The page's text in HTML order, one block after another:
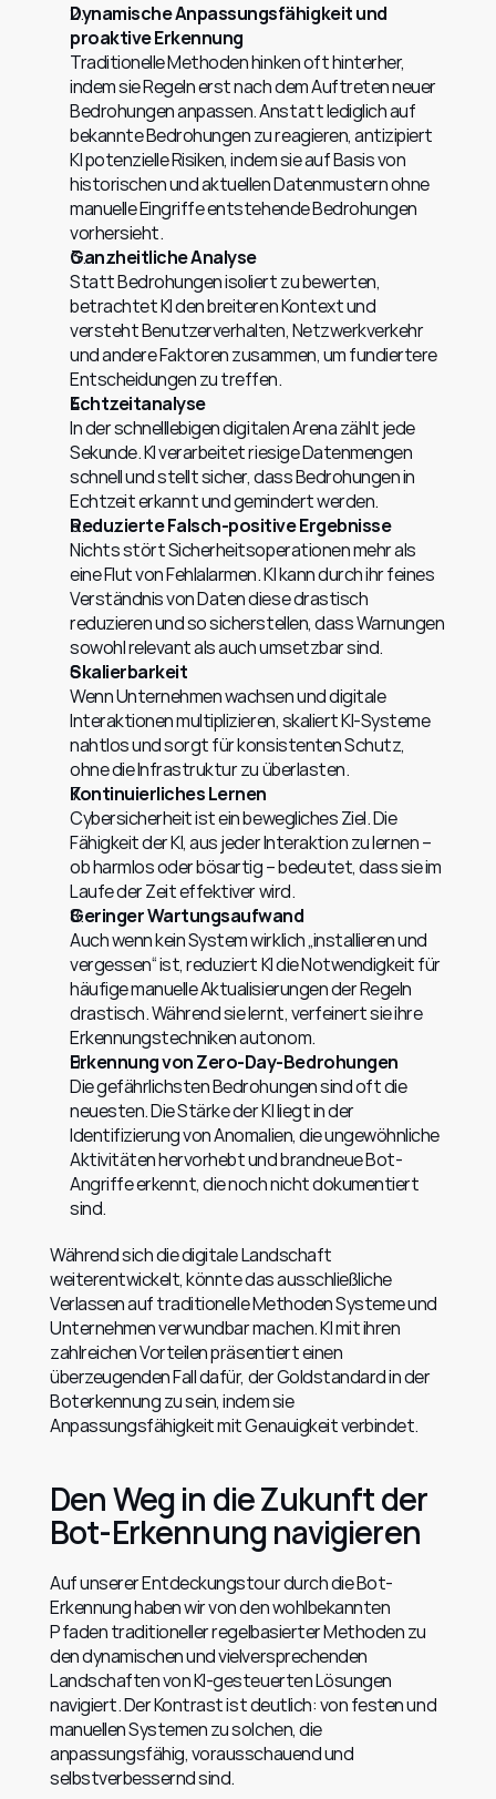
Dynamische Anpassungsfähigkeit und
proaktive Erkennung
Traditionelle Methoden hinken oft hinterher,
indem sie Regeln erst nach dem Auftreten neuer
Bedrohungen anpassen. Anstatt lediglich auf
bekannte Bedrohungen zu reagieren, antizipiert
KI potenzielle Risiken, indem sie auf Basis von
historischen und aktuellen Datenmustern ohne
manuelle Eingriffe entstehende Bedrohungen
vorhersieht.
Ganzheitliche Analyse
Statt Bedrohungen isoliert zu bewerten,
betrachtet KI den breiteren Kontext und
versteht Benutzerverhalten, Netzwerkverkehr
und andere Faktoren zusammen, um fundiertere
Entscheidungen zu treffen.
Echtzeitanalyse
In der schnelllebigen digitalen Arena zählt jede
Sekunde. KI verarbeitet riesige Datenmengen
schnell und stellt sicher, dass Bedrohungen in
Echtzeit erkannt und gemindert werden.
Reduzierte Falsch-positive Ergebnisse
Nichts stört Sicherheitsoperationen mehr als
eine Flut von Fehlalarmen. KI kann durch ihr feines
Verständnis von Daten diese drastisch
reduzieren und so sicherstellen, dass Warnungen
sowohl relevant als auch umsetzbar sind.
Skalierbarkeit
Wenn Unternehmen wachsen und digitale
Interaktionen multiplizieren, skaliert KI-Systeme
nahtlos und sorgt für konsistenten Schutz,
ohne die Infrastruktur zu überlasten.
Kontinuierliches Lernen
Cybersicherheit ist ein bewegliches Ziel. Die
Fähigkeit der KI, aus jeder Interaktion zu lernen –
ob harmlos oder bösartig – bedeutet, dass sie im
Laufe der Zeit effektiver wird.
Geringer Wartungsaufwand
Auch wenn kein System wirklich „installieren und
vergessen“ ist, reduziert KI die Notwendigkeit für
häufige manuelle Aktualisierungen der Regeln
drastisch. Während sie lernt, verfeinert sie ihre
Erkennungstechniken autonom.
Erkennung von Zero-Day-Bedrohungen
Die gefährlichsten Bedrohungen sind oft die
neuesten. Die Stärke der KI liegt in der
Identifizierung von Anomalien, die ungewöhnliche
Aktivitäten hervorhebt und brandneue Bot-
Angriffe erkennt, die noch nicht dokumentiert
sind.
Während sich die digitale Landschaft
weiterentwickelt, könnte das ausschließliche
Verlassen auf traditionelle Methoden Systeme und
Unternehmen verwundbar machen. KI mit ihren
zahlreichen Vorteilen präsentiert einen
überzeugenden Fall dafür, der Goldstandard in der
Boterkennung zu sein, indem sie
Anpassungsfähigkeit mit Genauigkeit verbindet.
Den Weg in die Zukunft der
Bot-Erkennung navigieren
Auf unserer Entdeckungstour durch die Bot-
Erkennung haben wir von den wohlbekannten
Pfaden traditioneller regelbasierter Methoden zu
den dynamischen und vielversprechenden
Landschaften von KI-gesteuerten Lösungen
navigiert. Der Kontrast ist deutlich: von festen und
manuellen Systemen zu solchen, die
anpassungsfähig, vorausschauend und
selbstverbessernd sind.